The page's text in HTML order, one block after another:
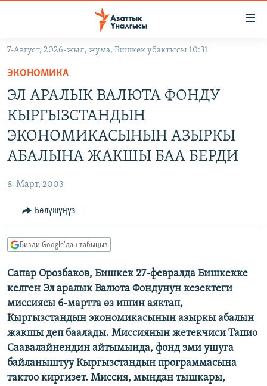
Навигацияга
өтүңүз
Издөөгө
салыңыз
САЯСАТ
ЭКОНОМИКА
ДҮЙНӨ
БОРБОР АЗИЯ
УКРАИНА
АТАЙЫН ИЛИКТӨӨ
БҮГҮН АЗАТТЫКТА
ЭКСПЕРТТЕР ТАЛДАЙТ
БИЗ ЖАНА ДҮЙНӨ
ЭЖЕ-СИҢДИЛЕР
АЗАТТЫК+
ЫҢГАЙСЫЗ СУРООЛОР
ПОДКАСТ
ӨЗГӨЧӨ ПИКИР
Русский
ОНЛАЙН ШЕРИНЕ
ЭЕ/АРнун бардык сайттары
7-Август, 2026-жыл, жума, Бишкек убактысы 10:31
ЭКОНОМИКА
ЭЛ АРАЛЫК ВАЛЮТА ФОНДУ
КЫРГЫЗСТАНДЫН
ЭКОНОМИКАСЫНЫН АЗЫРКЫ
АБАЛЫНА ЖАКШЫ БАА БЕРДИ
8-Март, 2003
Бөлүшүңүз
Бизди Google'дан табыңыз
Сапар Орозбаков, Бишкек 27-февралда Бишкекке
келген Эл аралык Валюта Фондунун кезектеги
миссиясы 6-мартта өз ишин аяктап,
Кыргызстандын экономикасынын азыркы абалын
жакшы деп баалады. Миссиянын жетекчиси Тапио
Саавалайнендин айтымында, фонд эми ушуга
байланыштуу Кыргызстандын программасына
тактоо киргизет. Миссия, мындан тышкары,